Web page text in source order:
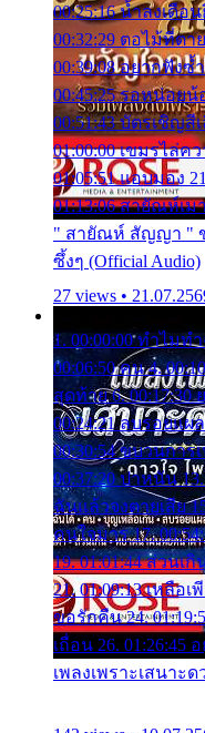
00:25:16 น้ำลงเดือ
00:32:29 ตอไม้ที่ตา
00:39:08 อยากฟังซ้
00:45:25 รอหน่อยน้
00:51:43 บัตรเชิญสี
01:00:00 เขมรไล่ค
01:05:51 แอบมอง
01:13:06 สายัณห์เม
" สายัณห์ สัญญา " ข
ซึ้งๆ (Official Audio)
27 views •
1. 00:00:00 ทำไมท
00:06:50 คน 4.
สุดท้าย 6. 00:17:30
00:24:21 ลบรอยแผ
00:30:54 ขบวนการ
00:37:20 ปาหนัน
ฉันแล้วจงตายเสีย
คนใจมาร 17.
19. 01:01:44 ส่วนเ
21. 01:09:13 เหลือเ
ขอรักคืน 24.
เถื่อน 26. 01:26:45
เพลงเพราะเสนาะ